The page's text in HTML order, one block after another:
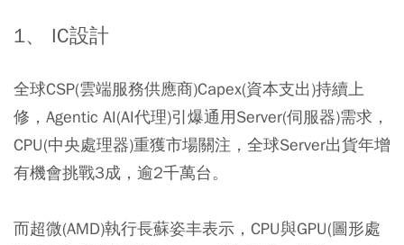
1、 IC設計
全球CSP(雲端服務供應商)Capex(資本支出)持續上
修，Agentic AI(AI代理)引爆通用Server(伺服器)需求，
CPU(中央處理器)重獲市場關注，全球Server出貨年增
有機會挑戰3成，逾2千萬台。
而超微(AMD)執行長蘇姿丰表示，CPU與GPU(圖形處